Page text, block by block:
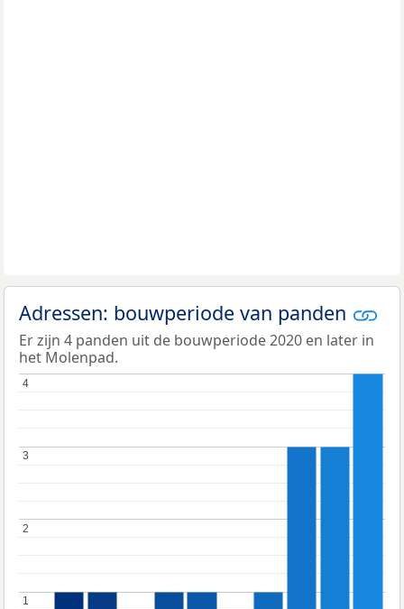
Adressen: bouwperiode van panden
Er zijn 4 panden uit de bouwperiode 2020 en later in
het Molenpad.
1
1
2
2
3
3
4
4